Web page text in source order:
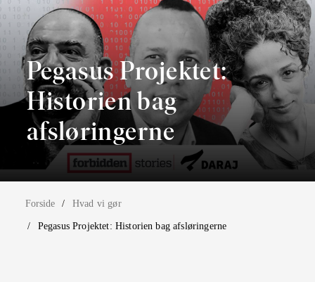
Pegasus Projektet:
Historien bag
afsløringerne
Forside
Hvad vi gør
Pegasus Projektet: Historien bag afsløringerne